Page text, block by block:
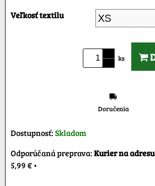
Veľkosť textilu
ks
Doručenia
Dostupnosť:Skladom
Kurier na
5,99 € •